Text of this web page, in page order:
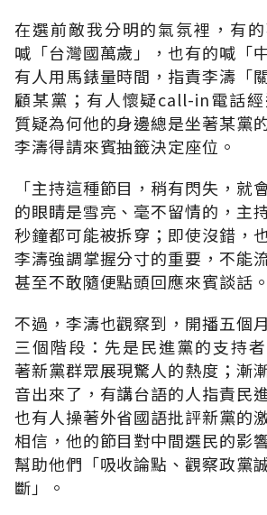
在選前敵我分明的氣氛裡，有
喊「台灣國萬歲」，也有的喊「
有人用馬錶量時間，指責李濤「
顧某黨；有人懷疑call-in電話
質疑為何他的身邊總是坐著某黨
李濤得請來賓抽籤決定座位。
「主持這種節目，稍有閃失，就
的眼睛是雪亮、毫不留情的，主
秒鐘都可能被拆穿；即使沒錯，
李濤強調掌握分寸的重要，不能
甚至不敢隨便點頭回應來賓談話。
不過，李濤也觀察到，開播五個
三個階段：先是民進黨的支持
著新黨群眾展現驚人的熱度；漸
音出來了，有講台語的人指責民
也有人操著外省國語批評新黨的
相信，他的節目對中間選民的影
幫助他們「吸收論點、觀察政黨
斷」。